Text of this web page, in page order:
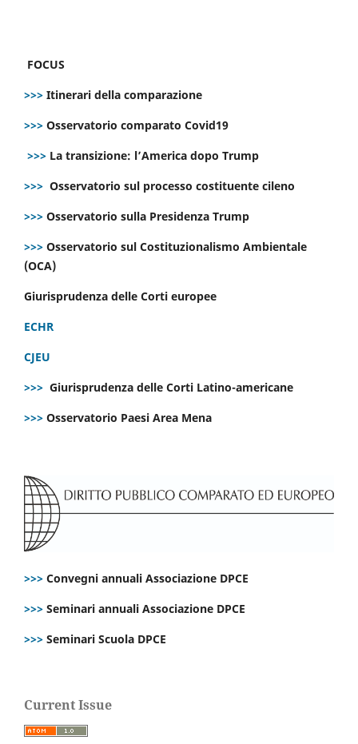
FOCUS
>>> Itinerari della comparazione
>>> Osservatorio comparato Covid19
>>> La transizione: l’America dopo Trump
>>> Osservatorio sul processo costituente cileno
>>> Osservatorio sulla Presidenza Trump
>>> Osservatorio sul Costituzionalismo Ambientale
(OCA)
Giurisprudenza delle Corti europee
ECHR
CJEU
>>> Giurisprudenza delle Corti Latino-americane
>>> Osservatorio Paesi Area Mena
>>> Convegni annuali Associazione DPCE
>>> Seminari annuali Associazione DPCE
>>> Seminari Scuola DPCE
Current Issue